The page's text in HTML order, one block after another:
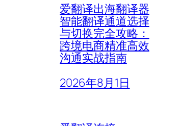
爱翻译出海翻译器
智能翻译通道选择
与切换完全攻略：
跨境电商精准高效
沟通实战指南
2026年8月1日